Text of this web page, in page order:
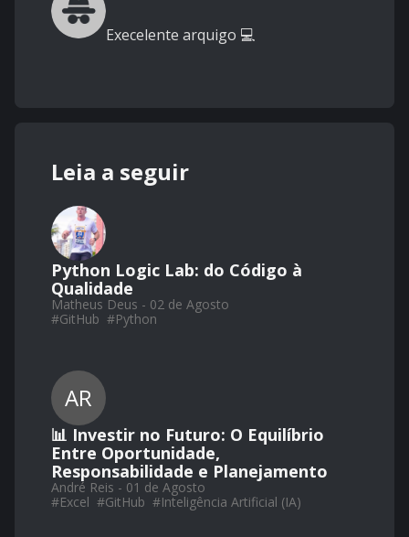
Execelente arquigo 💻
Leia a seguir
Python Logic Lab: do Código à
Qualidade
Matheus Deus - 02 de Agosto
#GitHub #Python
AR
📊 Investir no Futuro: O Equilíbrio
Entre Oportunidade,
Responsabilidade e Planejamento
André Reis - 01 de Agosto
#Excel #GitHub #Inteligência Artificial (IA)